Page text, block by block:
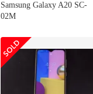
Samsung Galaxy A20 SC-
02M